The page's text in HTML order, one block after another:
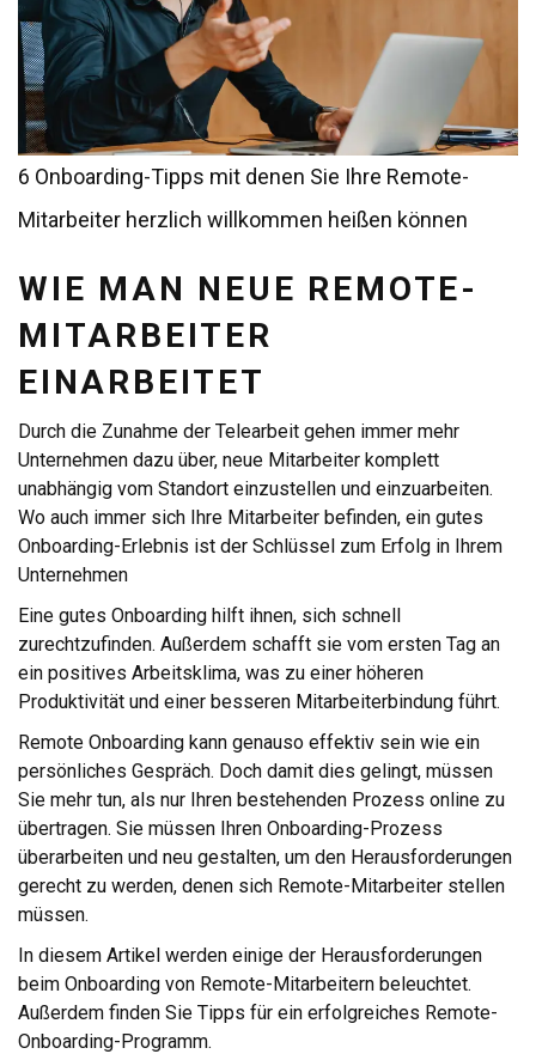
6 Onboarding-Tipps mit denen Sie Ihre Remote-
Mitarbeiter herzlich willkommen heißen können
WIE MAN NEUE REMOTE-
MITARBEITER
EINARBEITET
Durch die Zunahme der Telearbeit gehen immer mehr
Unternehmen dazu über, neue Mitarbeiter komplett
unabhängig vom Standort einzustellen und einzuarbeiten.
Wo auch immer sich Ihre Mitarbeiter befinden, ein gutes
Onboarding-Erlebnis ist der Schlüssel zum Erfolg in Ihrem
Unternehmen
Eine gutes Onboarding hilft ihnen, sich schnell
zurechtzufinden. Außerdem schafft sie vom ersten Tag an
ein positives Arbeitsklima, was zu einer höheren
Produktivität und einer besseren Mitarbeiterbindung führt.
Remote Onboarding kann genauso effektiv sein wie ein
persönliches Gespräch. Doch damit dies gelingt, müssen
Sie mehr tun, als nur Ihren bestehenden Prozess online zu
übertragen. Sie müssen Ihren Onboarding-Prozess
überarbeiten und neu gestalten, um den Herausforderungen
gerecht zu werden, denen sich Remote-Mitarbeiter stellen
müssen.
In diesem Artikel werden einige der Herausforderungen
beim Onboarding von Remote-Mitarbeitern beleuchtet.
Außerdem finden Sie Tipps für ein erfolgreiches Remote-
Onboarding-Programm.